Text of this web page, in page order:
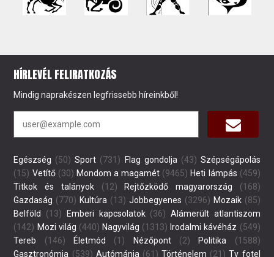
HÍRLEVÉL FELIRATKOZÁS
Mindig naprakészen legfrissebb híreinkből!
Egészség (50) Sport (731) Flag gondolja (43) Szépségápolás
(15) Vetítő(30) Mondom a magamét (9465) Heti lámpás (459)
Titkok és talányok(12) Rejtőzködő magyarország (168)
Gazdaság (770) Kultúra (13) Jobbegyenes (3296) Mozaik(85)
Belföld
(13) Emberi kapcsolatok(36) Alámerült atlantiszom
(142) Mozi világ (440) Nagyvilág (1313) Irodalmi kávéház (549)
Tereb (146) Életmód (1) Nézőpont(2) Politika (1588)
Gasztronómia (539) Autómánia (61) Történelem (21) Tv fotel